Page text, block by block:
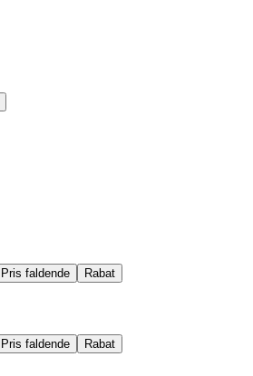
Pris faldende Rabat
Pris faldende Rabat